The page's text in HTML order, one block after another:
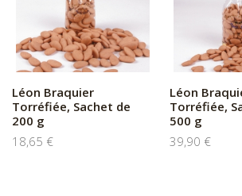
Léon Braquier
Torréfiée, Sachet de
200 g
18,65 €
Léon
Torréfiée,
500 g
39,90 €